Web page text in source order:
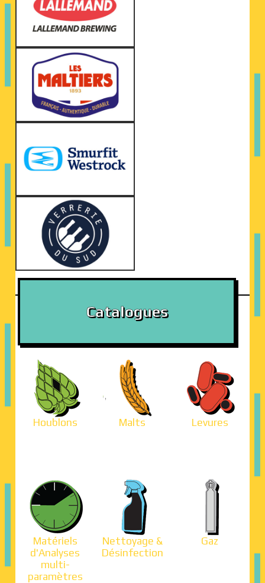
Catalogues
Houblons Malts Levures
Matériels
d'Analyses
multi-
paramètres
Nettoyage &
Désinfection
Gaz